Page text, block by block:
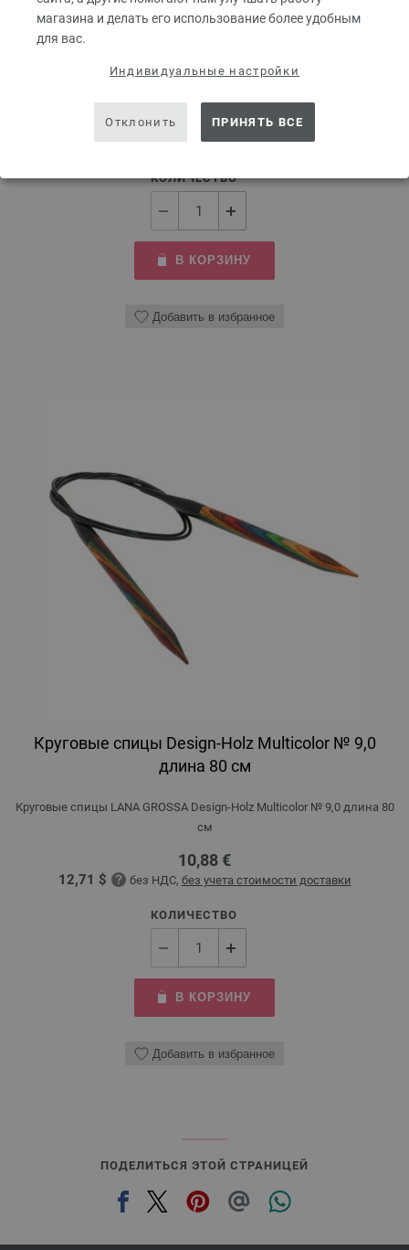
магазина и делать его использование более удобным
для вас.
Индивидуальные настройки
Отклонить ПРИНЯТЬ ВСЕ
Круговые спицы Design-Holz Multicolor № 8,0
длина 80 см
Круговые спицы из дерева LANA GROSSA Design-Holz Multicolor №8,0
9,66 €
11,29 $ без НДС,без учета стоимости доставки
КОЛИЧЕСТВО
В КОРЗИНУ
Добавить в избранное
Круговые спицы Design-Holz Multicolor № 9,0
длина 80 см
Круговые спицы LANA GROSSA Design-Holz Multicolor № 9,0 длина 80
см
10,88 €
12,71 $ без НДС, без учета стоимости доставки
КОЛИЧЕСТВО
В КОРЗИНУ
Добавить в избранное
ПОДЕЛИТЬСЯ ЭТОЙ СТРАНИЦЕЙ